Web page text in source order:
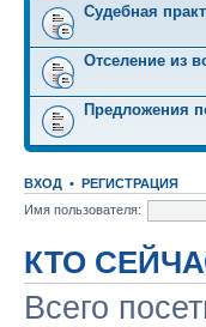
Судебная
Отселение из
Предложения
ВХОД • РЕГИСТРАЦИЯ
Имя пользователя:
КТО
Всего